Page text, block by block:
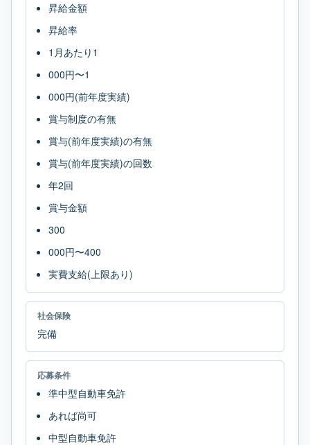
昇給金額
昇給率
1月あたり1
000円〜1
000円(前年度実績)
賞与制度の有無
賞与(前年度実績)の有無
賞与(前年度実績)の回数
年2回
賞与金額
300
000円〜400
実費支給(上限あり)
社会保険
完備
応募条件
準中型自動車免許
あれば尚可
中型自動車免許